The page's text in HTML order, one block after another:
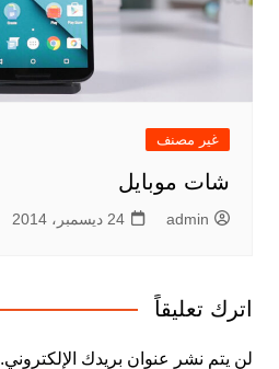
غير مصنف
شات موبايل
admin 24 ديسمبر، 2014
اترك تعليقاً
لن يتم نشر عنوان بريدك الإلكتروني.